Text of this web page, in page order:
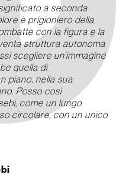
a seconda
è prigioniero della
con la figura e la
struttura autonoma
scegliere un’immagine
quella di
piano, nella sua
Posso così
come un lungo
circolare, con un unico